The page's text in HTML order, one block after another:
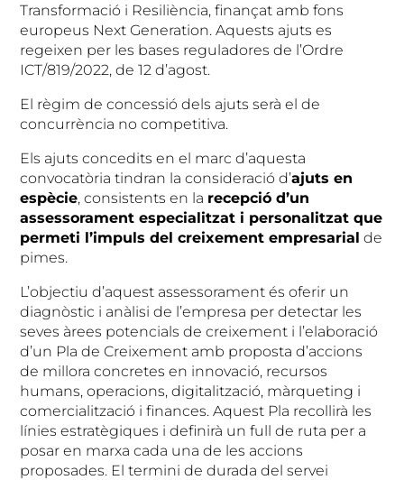
Transformació i Resiliència, finançat amb fons
europeus Next Generation. Aquests ajuts es
regeixen per les bases reguladores de l’Ordre
ICT/819/2022, de 12 d’agost.
El règim de concessió dels ajuts serà el de
concurrència no competitiva.
Els ajuts concedits en el marc d’aquesta
convocatòria tindran la consideració d’ajuts en
espècie, consistents en la recepció d’un
assessorament especialitzat i personalitzat que
permeti l’impuls del creixement empresarial de
pimes.
L’objectiu d’aquest assessorament és oferir un
diagnòstic i anàlisi de l’empresa per detectar les
seves àrees potencials de creixement i l’elaboració
d’un Pla de Creixement amb proposta d’accions
de millora concretes en innovació, recursos
humans, operacions, digitalització, màrqueting i
comercialització i finances. Aquest Pla recollirà les
línies estratègiques i definirà un full de ruta per a
posar en marxa cada una de les accions
proposades. El termini de durada del servei